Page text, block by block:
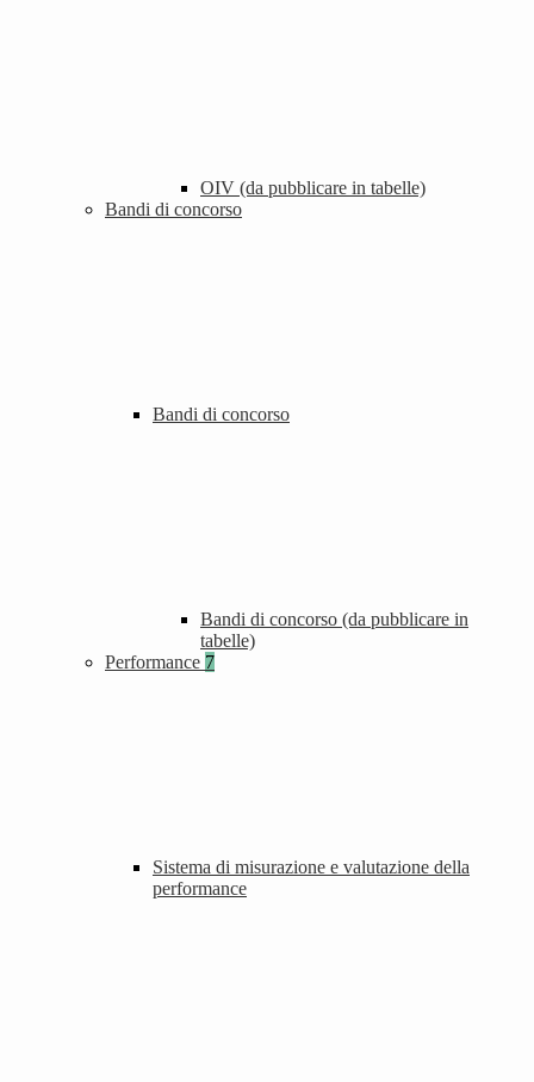
OIV (da pubblicare in tabelle)
Bandi di concorso
Bandi di concorso
Bandi di concorso (da pubblicare in
tabelle)
Performance 7
Sistema di misurazione e valutazione della
performance